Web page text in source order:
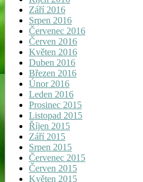
Září 2016
Srpen 2016
Červenec 2016
Červen 2016
Květen 2016
Duben 2016
Březen 2016
Únor 2016
Leden 2016
Prosinec 2015
Listopad 2015
Říjen 2015
Září 2015
Srpen 2015
Červenec 2015
Červen 2015
Květen 2015